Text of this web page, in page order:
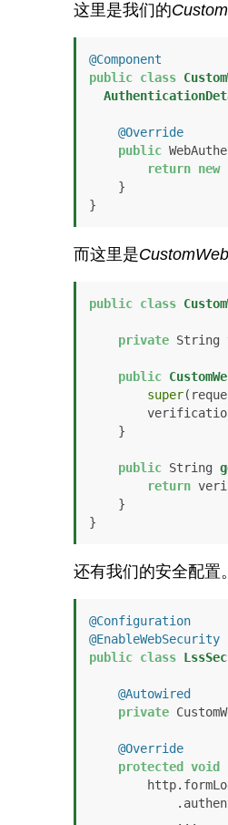
这里是我们的
@Component
public class
@Override
public
return new
}
而这里是
public class
private String
public
super
public String
return
}
还有我们的安全配置。
@Configuration
@EnableWebSecurity
public class
@Autowired
private
@Override
protected
void